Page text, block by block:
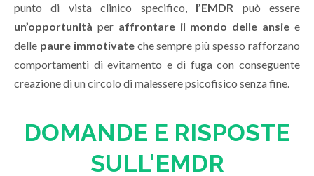
punto di vista clinico specifico, l’EMDR può essere
un’opportunità per affrontare il mondo delle ansie e
delle paure immotivateche sempre più spesso rafforzano
comportamenti di evitamento e di fuga con conseguente
creazione di un circolo di malessere psicofisico senza fine.
DOMANDE E RISPOSTE
SULL'EMDR